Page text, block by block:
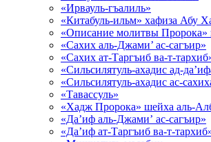
«Ирвауль-гъалиль»
«Китабуль-ильм» хафиза Абу
«Описание молитвы Пророка»
«Сахих аль-Джами’ ас-сагъир»
«Сахих ат-Таргъиб ва-т-
«Сильсилятуль-ахадис ад-
«Сильсилятуль-ахадис ас-
«Тавассуль»
«Хадж Пророка» шейха аль-
«Да’иф аль-Джами’ ас-сагъир»
«Да’иф ат-Таргъиб ва-т-